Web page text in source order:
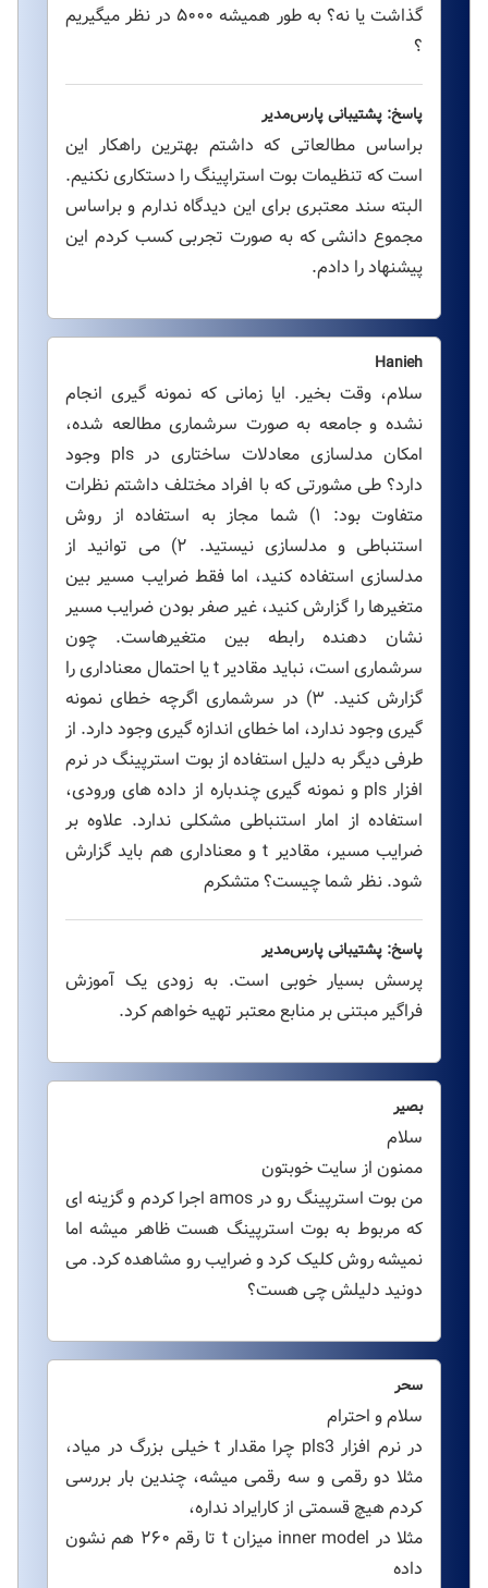
گذاشت یا نه؟ به طور همیشه ۵۰۰۰ در نظر میگیریم
؟
پاسخ: پشتیبانی پارس‌مدیر
براساس مطالعاتی که داشتم بهترین راهکار این
است که تنظیمات بوت استراپینگ را دستکاری نکنیم.
البته سند معتبری برای این دیدگاه ندارم و براساس
مجموع دانشی که به صورت تجربی کسب کردم این
پیشنهاد را دادم.
Hanieh
سلام، وقت بخیر. ایا زمانی که نمونه گیری انجام
نشده و جامعه به صورت سرشماری مطالعه شده،
امکان مدلسازی معادلات ساختاری در pls وجود
دارد؟ طی مشورتی که با افراد مختلف داشتم نظرات
متفاوت بود: ۱) شما مجاز به استفاده از روش
استنباطی و مدلسازی نیستید. ۲) می توانید از
مدلسازی استفاده کنید، اما فقط ضرایب مسیر بین
متغیرها را گزارش کنید، غیر صفر بودن ضرایب مسیر
نشان دهنده رابطه بین متغیرهاست. چون
سرشماری است، نباید مقادیر t یا احتمال معناداری را
گزارش کنید. ۳) در سرشماری اگرچه خطای نمونه
گیری وجود ندارد، اما خطای اندازه گیری وجود دارد. از
طرفی دیگر به دلیل استفاده از بوت استرپینگ در نرم
افزار pls و نمونه گیری چندباره از داده های ورودی،
استفاده از امار استنباطی مشکلی ندارد. علاوه بر
ضرایب مسیر، مقادیر t و معناداری هم باید گزارش
شود. نظر شما چیست؟ متشکرم
پاسخ: پشتیبانی پارس‌مدیر
پرسش بسیار خوبی است. به زودی یک آموزش
فراگیر مبتنی بر منابع معتبر تهیه خواهم کرد.
بصیر
سلام
ممنون از سایت خوبتون
من بوت استرپینگ رو در amos اجرا کردم و گزینه ای
که مربوط به بوت استرپینگ هست ظاهر میشه اما
نمیشه روش کلیک کرد و ضرایب رو مشاهده کرد. می
دونید دلیلش چی هست؟
سحر
سلام و احترام
در نرم افزار pls3 چرا مقدار t خیلی بزرگ در میاد،
مثلا دو رقمی و سه رقمی میشه، چندین بار بررسی
کردم هیچ قسمتی از کارایراد نداره،
مثلا در inner model میزان t تا رقم ۲۶۰ هم نشون
داده